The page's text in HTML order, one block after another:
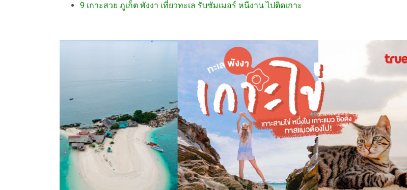
9 เกาะสวย ภูเก็ต พังงา เที่ยวทะเล รับซัมเมอร์ หนีงาน ไปติดเกาะ